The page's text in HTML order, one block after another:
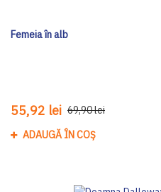
Femeia în alb
55,92 lei 69,90 lei
ADAUGĂ ÎN COȘ